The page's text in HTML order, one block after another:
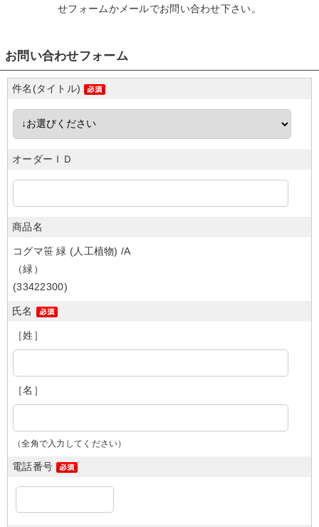
せフォームかメールでお問い合わせ下さい。
お問い合わせフォーム
件名(タイトル)
オーダーＩＤ
商品名
コグマ笹 緑 (人工植物) /A
（緑）
(33422300)
氏名
［姓］
［名］
（全角で入力してください）
電話番号